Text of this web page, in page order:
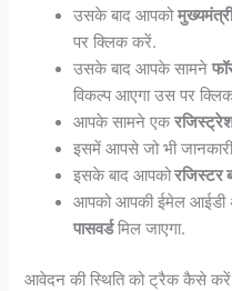
उसके बाद आपको
पर क्लिक करें.
उसके बाद आपके सामने
विकल्प आएगा उस पर
आपके सामने एक
इसमें आपसे जो भी जानकारी
इसके बाद आपकोरजिस्टर
आपको आपकी ईमेल आईडी
पासवर्डमिल जाएगा.
आवेदन की स्थिति को ट्रैक कैसे करें